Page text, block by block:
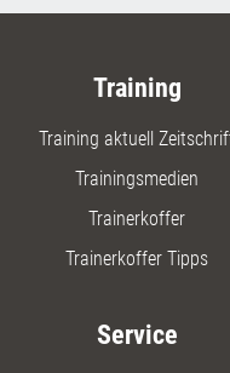
Training
Training aktuell
Trainingsmedien
Trainerkoffer
Trainerkoffer Tipps
Service